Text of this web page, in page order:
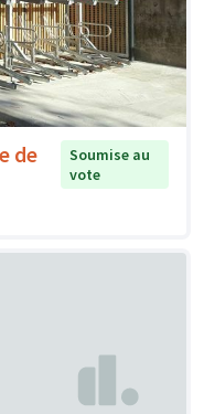
de
Soumise au
vote